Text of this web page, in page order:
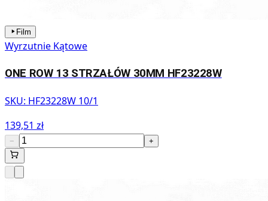
Film
Wyrzutnie Kątowe
ONE ROW 13 STRZAŁÓW 30MM HF23228W
SKU: HF23228W 10/1
139,51 zł
− +